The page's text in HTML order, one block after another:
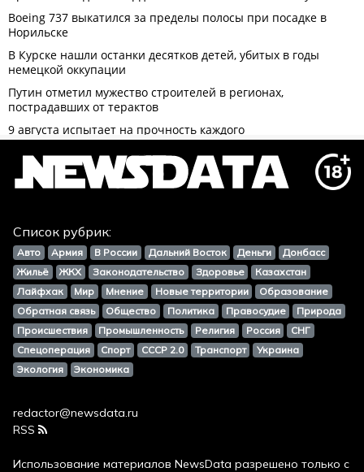
Список рубрик:
Авто Армия В России Дальний Восток Деньги
Донбасс
Жильё
ЖКХ Законодательство Здоровье
Казахстан
Лайфхак
Мир Мнение Новые территории
Образование
Обратная связь
Общество Политика Правосудие
Природа
Происшествия
Промышленность Религия Россия
СНГ
Спецоперация
Спорт СССР 2.0 Транспорт
Украина
Экология
Экономика
redactor@newsdata.ru
RSS
Использование материалов NewsData разрешено только с